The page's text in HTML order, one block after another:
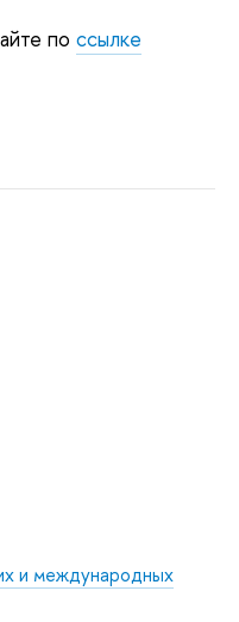
по ссылке
и международных